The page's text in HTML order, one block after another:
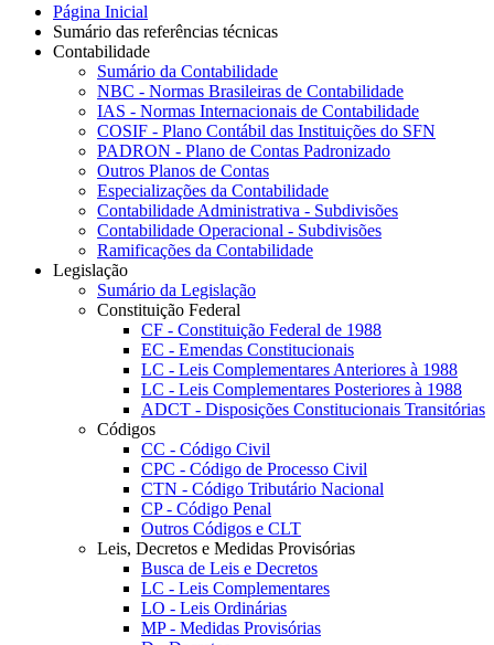
Página Inicial
Sumário das referências técnicas
Contabilidade
Sumário da Contabilidade
NBC - Normas Brasileiras de Contabilidade
IAS - Normas Internacionais de Contabilidade
COSIF - Plano Contábil das Instituições do SFN
PADRON - Plano de Contas Padronizado
Outros Planos de Contas
Especializações da Contabilidade
Contabilidade Administrativa - Subdivisões
Contabilidade Operacional - Subdivisões
Ramificações da Contabilidade
Legislação
Sumário da Legislação
Constituição Federal
CF - Constituição Federal de 1988
EC - Emendas Constitucionais
LC - Leis Complementares Anteriores à 1988
LC - Leis Complementares Posteriores à 1988
ADCT - Disposições Constitucionais Transitórias
Códigos
CC - Código Civil
CPC - Código de Processo Civil
CTN - Código Tributário Nacional
CP - Código Penal
Outros Códigos e CLT
Leis, Decretos e Medidas Provisórias
Busca de Leis e Decretos
LC - Leis Complementares
LO - Leis Ordinárias
MP - Medidas Provisórias